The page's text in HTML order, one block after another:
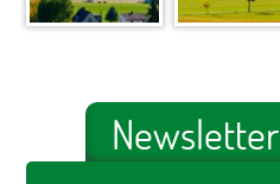
Newsletter